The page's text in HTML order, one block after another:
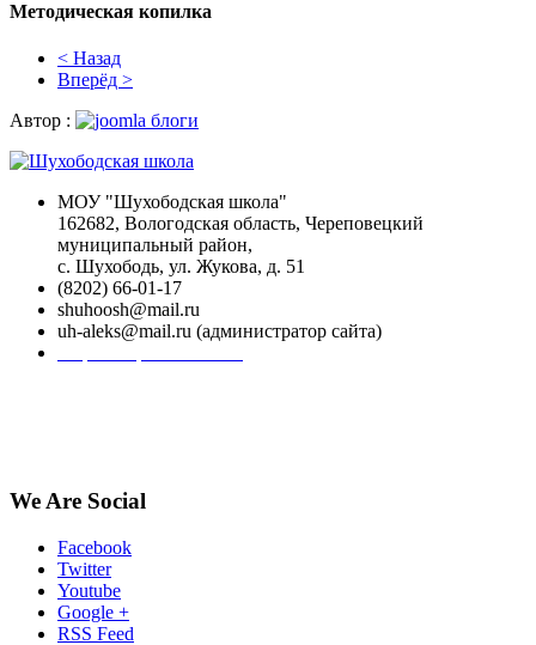
Методическая копилка
< Назад
Вперёд >
Автор :
МОУ "Шухободская школа"
162682, Вологодская область, Череповецкий
муниципальный район,
с. Шухободь, ул. Жукова, д. 51
(8202) 66-01-17
shuhoosh@mail.ru
uh-aleks@mail.ru (администратор сайта)
We Are Social
Facebook
Twitter
Youtube
Google +
RSS Feed